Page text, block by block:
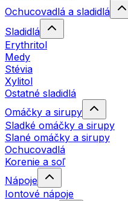
Ochucovadlá a sladidlá
Sladidlá
Erythritol
Medy
Stévia
Xylitol
Ostatné sladidlá
Omáčky a sirupy
Sladké omáčky a sirupy
Slané omáčky a sirupy
Ochucovadlá
Korenie a soľ
Nápoje
Iontové nápoje